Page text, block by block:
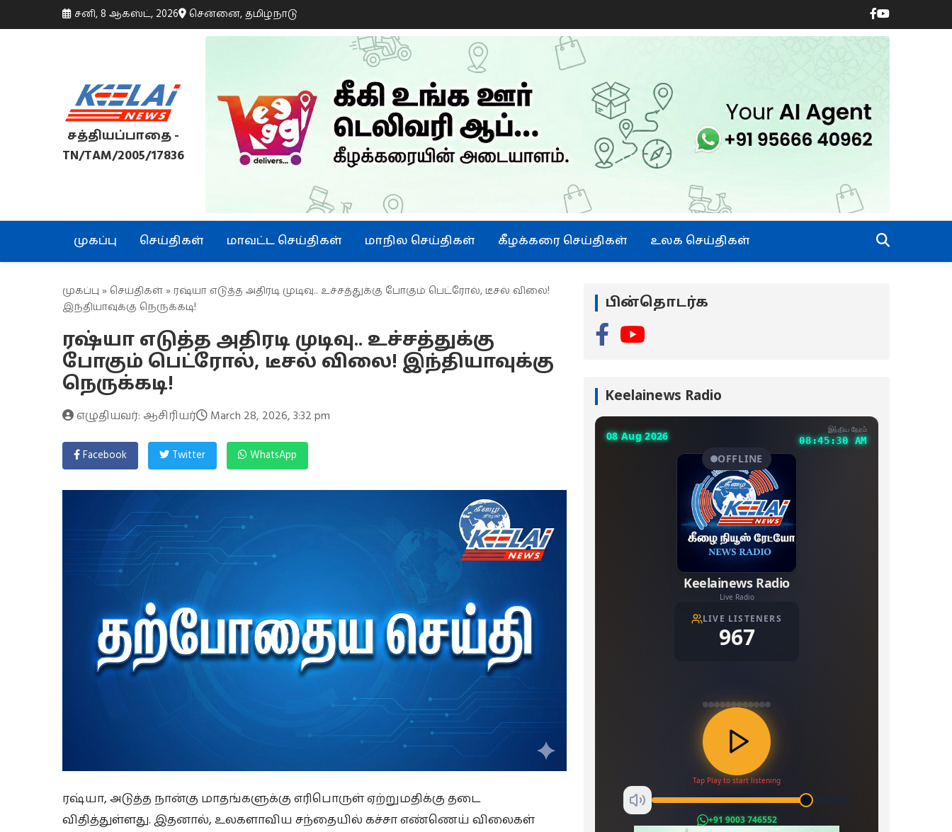
சனி, 8 ஆகஸ்ட், 2026 சென்னை, தமிழ்நாடு
சத்தியப்பாதை -
TN/TAM/2005/17836
முகப்பு செய்திகள் மாவட்ட செய்திகள் மாநில செய்திகள் கீழக்கரை செய்திகள் உலக செய்திகள்
முகப்பு » செய்திகள் » ரஷ்யா எடுத்த அதிரடி முடிவு.. உச்சத்துக்கு போகும் பெட்ரோல், டீசல் விலை!
இந்தியாவுக்கு நெருக்கடி!
ரஷ்யா எடுத்த அதிரடி முடிவு.. உச்சத்துக்கு
போகும் பெட்ரோல், டீசல் விலை! இந்தியாவுக்கு
நெருக்கடி!
எழுதியவர்: ஆசிரியர் March 28, 2026, 3:32 pm
Facebook Twitter WhatsApp
ரஷ்யா, அடுத்த நான்கு மாதங்களுக்கு எரிபொருள் ஏற்றுமதிக்கு தடை
விதித்துள்ளது. இதனால், உலகளாவிய சந்தையில் கச்சா எண்ணெய் விலைகள்
பின்தொடர்க
Keelainews Radio